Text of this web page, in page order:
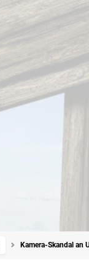
Kamera-Skandal an